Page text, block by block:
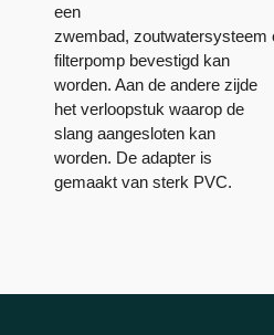
een
zwembad, zoutwatersysteem
filterpomp bevestigd kan
worden. Aan de andere zijde
het verloopstuk waarop de
slang aangesloten kan
worden. De adapter is
gemaakt van sterk PVC.